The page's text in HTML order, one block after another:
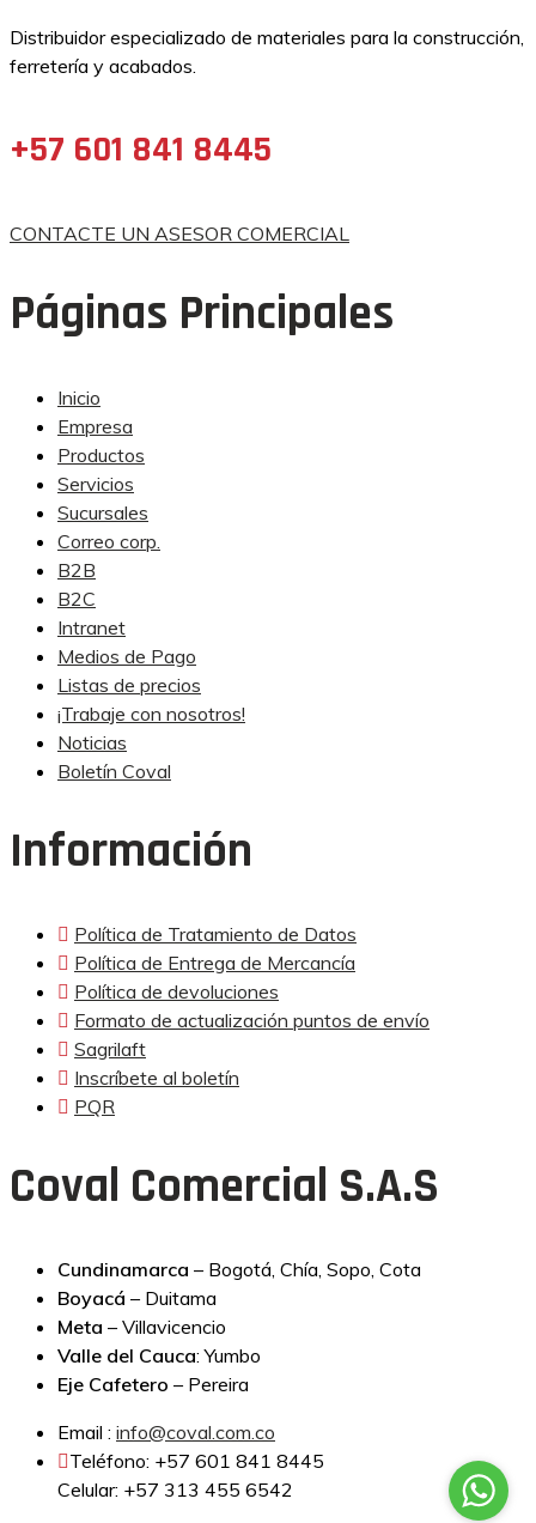
Distribuidor especializado de materiales para la construcción,
ferretería y acabados.
+57 601 841 8445
CONTACTE UN ASESOR COMERCIAL
Páginas Principales
Inicio
Empresa
Productos
Servicios
Sucursales
Correo corp.
B2B
B2C
Intranet
Medios de Pago
Listas de precios
¡Trabaje con nosotros!
Noticias
Boletín Coval
Información
Política de Tratamiento de Datos
Política de Entrega de Mercancía
Política de devoluciones
Formato de actualización puntos de envío
Sagrilaft
Inscríbete al boletín
PQR
Coval Comercial S.A.S
Cundinamarca – Bogotá, Chía, Sopo, Cota
Boyacá – Duitama
Meta – Villavicencio
Valle del Cauca: Yumbo
Eje Cafetero – Pereira
Email : info@coval.com.co
Teléfono: +57 601 841 8445
Celular: +57 313 455 6542